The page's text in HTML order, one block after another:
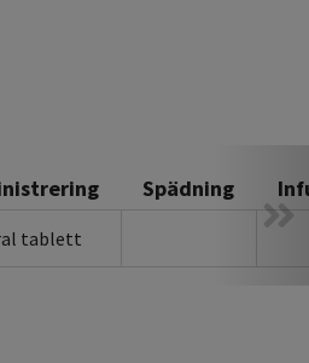
Spädning
tablett